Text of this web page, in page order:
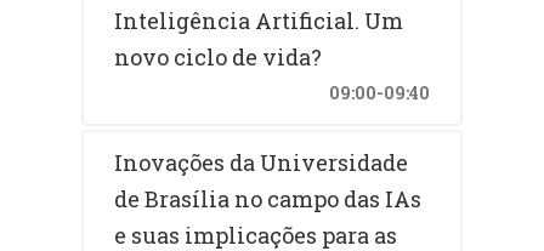
Inteligência Artificial. Um
novo ciclo de vida?
09:00-09:40
Inovações da Universidade
de Brasília no campo das IAs
e suas implicações para as